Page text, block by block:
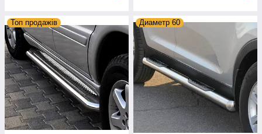
Топ продажів Диаметр 60